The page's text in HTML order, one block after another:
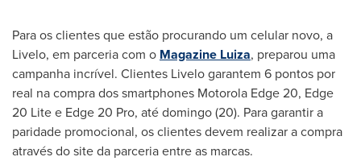
Para os clientes que estão procurando um celular novo, a
Livelo, em parceria com o Magazine Luiza, preparou uma
campanha incrível. Clientes Livelo garantem 6 pontos por
real na compra dos smartphones Motorola Edge 20, Edge
20 Lite e Edge 20 Pro, até domingo (20). Para garantir a
paridade promocional, os clientes devem realizar a compra
através do site da parceria entre as marcas.